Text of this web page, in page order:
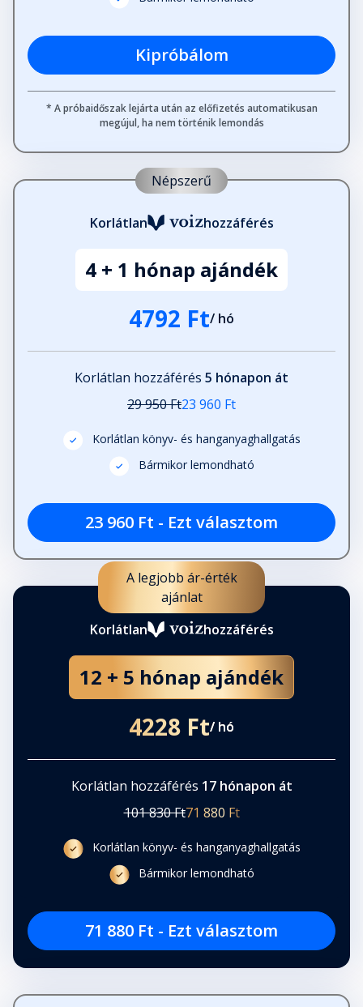
Kipróbálom
* A próbaidőszak lejárta után az előfizetés automatikusan
megújul, ha nem történik lemondás
Népszerű
Korlátlan hozzáférés
4 + 1 hónap ajándék
4792 Ft/ hó
Korlátlan hozzáférés 5 hónapon át
29 950 Ft23 960 Ft
Korlátlan könyv- és hanganyaghallgatás
Bármikor lemondható
23 960 Ft - Ezt választom
A legjobb ár-érték
ajánlat
Korlátlan
hozzáférés
12 + 5 hónap ajándék
4228 Ft/ hó
Korlátlan hozzáférés 17 hónapon át
101 830 Ft71 880 Ft
Korlátlan könyv- és hanganyaghallgatás
Bármikor lemondható
71 880 Ft - Ezt választom